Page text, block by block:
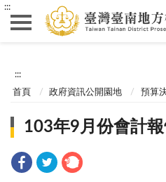
:::
:::
首頁 政府資訊公開園地 預算
103年9月份會計